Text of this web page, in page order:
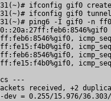
ifconfig gif0 create
ifconfig gif0
ping6 -I gif0 -n
---
received, +2
= 0.255/15.976/36.303/